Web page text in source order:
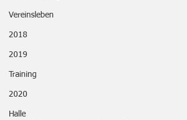
Vereinsleben
2018
2019
Training
2020
Halle